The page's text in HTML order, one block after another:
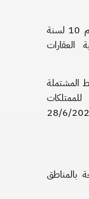
وطبقًا للمادة السابعة من القانون رقم 10 لسنة
العقارات
المشتملة
بالمشروع فى المدة من 28/6/2026
بالمناطق